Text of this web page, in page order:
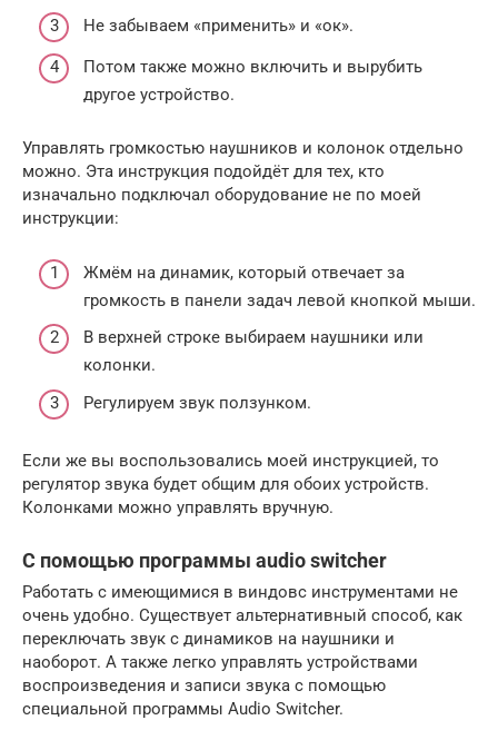
Не забываем «применить» и «ок».
Потом также можно включить и вырубить
другое устройство.
Управлять громкостью наушников и колонок отдельно
можно. Эта инструкция подойдёт для тех, кто
изначально подключал оборудование не по моей
инструкции:
Жмём на динамик, который отвечает за
громкость в панели задач левой кнопкой мыши.
В верхней строке выбираем наушники или
колонки.
Регулируем звук ползунком.
Если же вы воспользовались моей инструкцией, то
регулятор звука будет общим для обоих устройств.
Колонками можно управлять вручную.
С помощью программы audio switcher
Работать с имеющимися в виндовс инструментами не
очень удобно. Существует альтернативный способ, как
переключать звук с динамиков на наушники и
наоборот. А также легко управлять устройствами
воспроизведения и записи звука с помощью
специальной программы Audio Switcher.